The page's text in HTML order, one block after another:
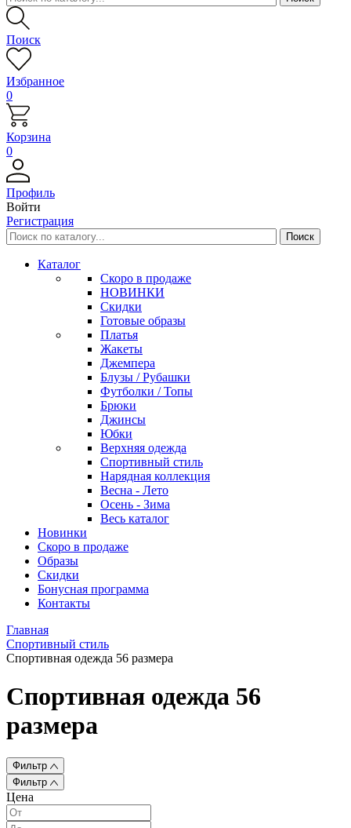
Поиск
Избранное
0
Корзина
0
Профиль
Войти
Регистрация
Каталог
Скоро в продаже
НОВИНКИ
Скидки
Готовые образы
Платья
Жакеты
Джемпера
Блузы / Рубашки
Футболки / Топы
Брюки
Джинсы
Юбки
Верхняя одежда
Спортивный стиль
Нарядная коллекция
Весна - Лето
Осень - Зима
Весь каталог
Новинки
Скоро в продаже
Образы
Скидки
Бонусная программа
Контакты
Главная
Спортивный стиль
Спортивная одежда 56 размера
Спортивная одежда 56
размера
Фильтр
Фильтр
Цена